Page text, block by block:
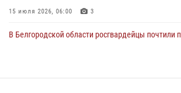
15 июля 2026, 06:00 3
В Белгородской области росгвардейцы почтили